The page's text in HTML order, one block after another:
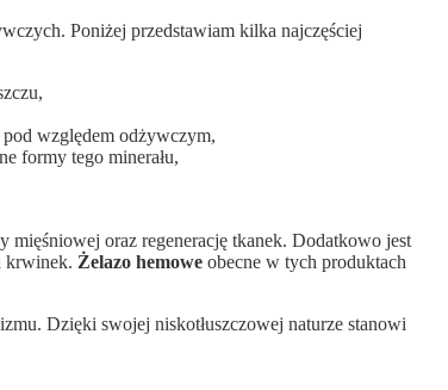
Poniżej przedstawiam kilka najczęściej
pod względem odżywczym,
formy tego minerału,
mięśniowej oraz regenerację tkanek. Dodatkowo jest
krwinek. Żelazo hemowe obecne w tych produktach
Dzięki swojej niskotłuszczowej naturze stanowi